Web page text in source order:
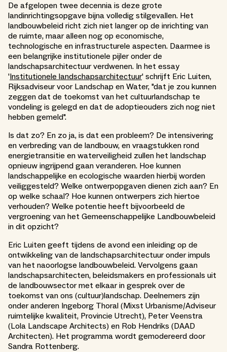
De afgelopen twee decennia is deze grote
landinrichtingsopgave bijna volledig stilgevallen. Het
landbouwbeleid richt zich niet langer op de inrichting van
de ruimte, maar alleen nog op economische,
technologische en infrastructurele aspecten. Daarmee is
een belangrijke institutionele pijler onder de
landschapsarchitectuur verdwenen. In het essay
'Institutionele landschapsarchitectuur' schrijft Eric Luiten,
Rijksadviseur voor Landschap en Water, "dat je zou kunnen
zeggen dat de toekomst van het cultuurlandschap te
vondeling is gelegd en dat de adoptieouders zich nog niet
hebben gemeld".
Is dat zo? En zo ja, is dat een probleem? De intensivering
en verbreding van de landbouw, en vraagstukken rond
energietransitie en waterveiligheid zullen het landschap
opnieuw ingrijpend gaan veranderen. Hoe kunnen
landschappelijke en ecologische waarden hierbij worden
veiliggesteld? Welke ontwerpopgaven dienen zich aan? En
op welke schaal? Hoe kunnen ontwerpers zich hiertoe
verhouden? Welke potentie heeft bijvoorbeeld de
vergroening van het Gemeenschappelijke Landbouwbeleid
in dit opzicht?
Eric Luiten geeft tijdens de avond een inleiding op de
ontwikkeling van de landschapsarchitectuur onder impuls
van het naoorlogse landbouwbeleid. Vervolgens gaan
landschapsarchitecten, beleidsmakers en professionals uit
de landbouwsector met elkaar in gesprek over de
toekomst van ons (cultuur)landschap. Deelnemers zijn
onder anderen Ingeborg Thoral (Mixst Urbanisme/Adviseur
ruimtelijke kwaliteit, Provincie Utrecht), Peter Veenstra
(Lola Landscape Architects) en Rob Hendriks (DAAD
Architecten). Het programma wordt gemodereerd door
Sandra Rottenberg.